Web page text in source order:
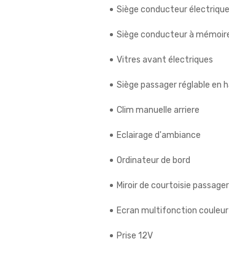
Siège conducteur électrique
Siège conducteur à
Vitres avant électriques
Siège passager réglable en
Clim manuelle arriere
Eclairage d'ambiance
Ordinateur de bord
Miroir de courtoisie
Ecran multifonction couleur
Prise 12V